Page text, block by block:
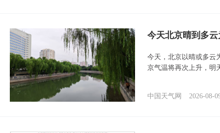
今天北京晴到多
今天，北京以晴或多云
京气温将再次上升，明
中国天气网 2026-08-